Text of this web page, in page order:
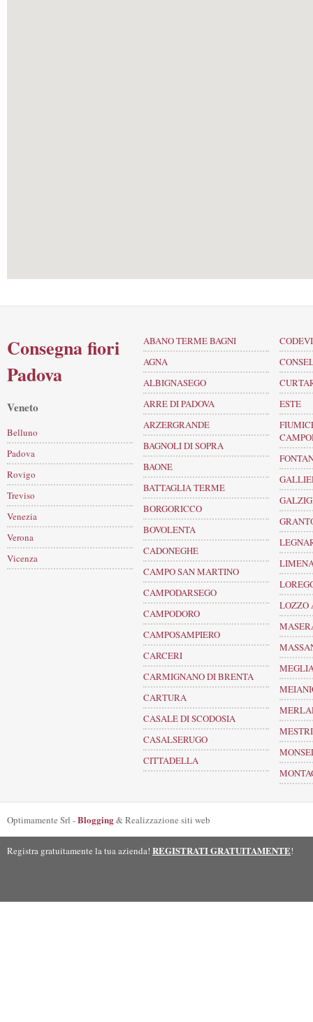
Consegna fiori
Padova
Veneto
Belluno
Padova
Rovigo
Treviso
Venezia
Verona
Vicenza
ABANO TERME BAGNI
AGNA
ALBIGNASEGO
ARRE DI PADOVA
ARZERGRANDE
BAGNOLI DI SOPRA
BAONE
BATTAGLIA TERME
BORGORICCO
BOVOLENTA
CADONEGHE
CAMPO SAN MARTINO
CAMPODARSEGO
CAMPODORO
CAMPOSAMPIERO
CARCERI
CARMIGNANO DI BRENTA
CARTURA
CASALE DI SCODOSIA
CASALSERUGO
CITTADELLA
ESTE
LOZZO
Optimamente Srl -Blogging& Realizzazione siti web
Registra gratuitamente la tua azienda! REGISTRATI GRATUITAMENTE!